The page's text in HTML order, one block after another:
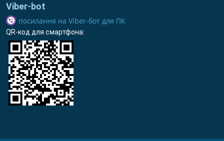
Viber-bot
посилання на Viber-бот для ПК
QR-код для смартфона: